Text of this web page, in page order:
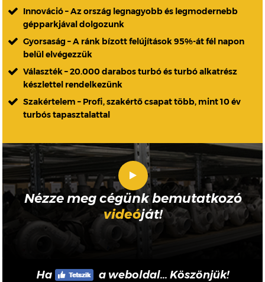
Innováció – Az ország legnagyobb és legmodernebb
gépparkjával dolgozunk
Gyorsaság – A ránk bízott felújítások 95%-át fél napon
belül elvégezzük
Választék – 20.000 darabos turbó és turbó alkatrész
készlettel rendelkezünk
Szakértelem – Profi, szakértő csapat több, mint 10 év
turbós tapasztalattal
Nézze meg cégünk bemutatkozó
videóját!
Ha a weboldal... Köszönjük!